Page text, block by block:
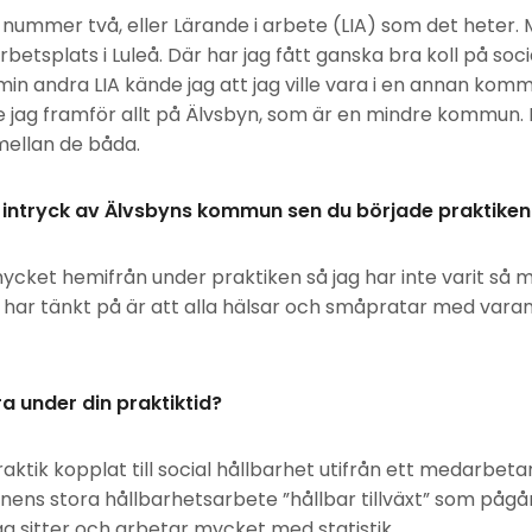
två, eller Lärande i arbete (LIA) som det heter.
i Luleå. Där har jag fått ganska bra koll på
andra LIA kände jag att jag ville vara i en annan
jag framför allt på Älvsbyn, som är en mindre
de båda.
av Älvsbyns kommun sen du började
hemifrån under praktiken så jag har inte varit så
har tänkt på är att alla hälsar och småpratar med
under din praktiktid?
kopplat till social hållbarhet utifrån ett
stora hållbarhetsarbete ”hållbar tillväxt” som